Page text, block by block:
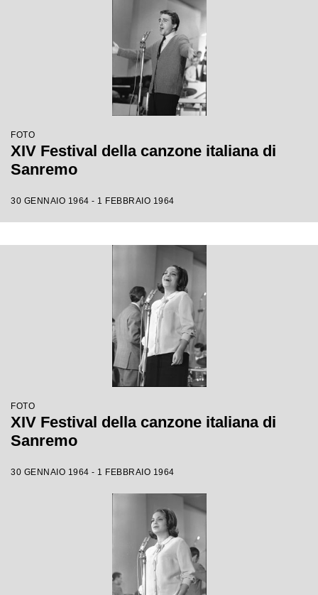
FOTO
XIV Festival della canzone italiana di
Sanremo
30 GENNAIO 1964 - 1 FEBBRAIO 1964
FOTO
XIV Festival della canzone italiana di
Sanremo
30 GENNAIO 1964 - 1 FEBBRAIO 1964